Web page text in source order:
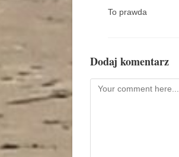
To prawda
Dodaj komentarz